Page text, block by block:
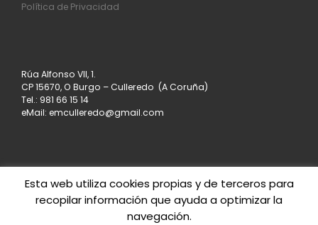
Política de Privacidad
Rúa Alfonso VII, 1.
CP 15670, O Burgo – Culleredo (A Coruña)
Tel.: 981 66 15 14
eMail: emculleredo@gmail.com
© 2026Asociación de Empresarios de Culleredo
Todos los derechos reservados
Esta web utiliza cookies propias y de terceros para
recopilar información que ayuda a optimizar la
navegación.